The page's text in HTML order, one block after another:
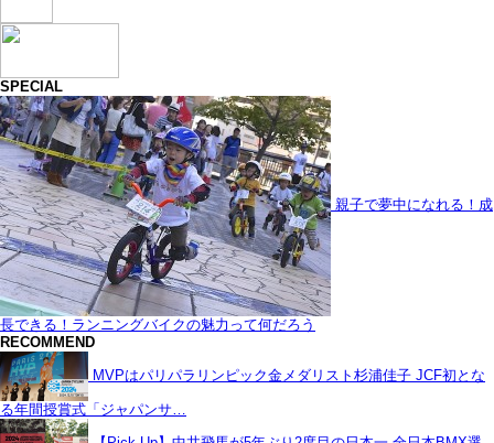
SPECIAL
親子で夢中になれる！成
長できる！ランニングバイクの魅力って何だろう
RECOMMEND
MVPはパリパラリンピック金メダリスト杉浦佳子 JCF初とな
る年間授賞式「ジャパンサ…